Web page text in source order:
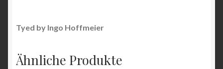
Tyed by Ingo Hoffmeier
Ähnliche Produkte